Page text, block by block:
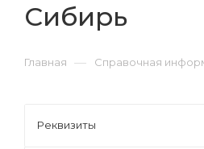
Сибирь
Главная — Справочная
Реквизиты